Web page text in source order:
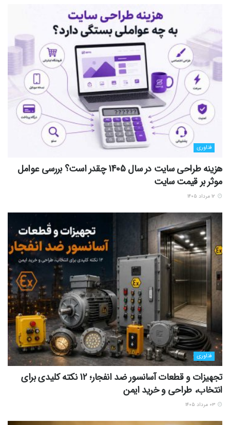
فناوری
هزینه طراحی سایت در سال 1405 چقدر است؟ بررسی عوامل
موثر بر قیمت سایت
فناوری
تجهیزات و قطعات آسانسور ضد انفجار؛ 12 نکته کلیدی برای
انتخاب، طراحی و خرید ایمن